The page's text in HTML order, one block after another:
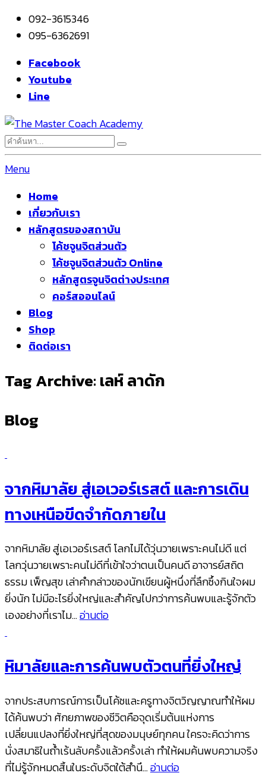
092-3615346
095-6362691
Facebook
Youtube
Line
Menu
Home
เกี่ยวกับเรา
หลักสูตรของสถาบัน
โค้ชจูนจิตส่วนตัว
โค้ชจูนจิตส่วนตัว Online
หลักสูตรจูนจิตต่างประเทศ
คอร์สออนไลน์
Blog
Shop
ติดต่อเรา
Tag Archive: เลห์ ลาดัก
Blog
จากหิมาลัย สู่เอเวอร์เรสต์ และการเดิน
ทางเหนือขีดจำกัดภายใน
จากหิมาลัย สู่เอเวอร์เรสต์ โลกไม่ได้วุ่นวายเพราะคนไม่ดี แต่
โลกวุ่นวายเพราะคนไม่ดีที่เข้าใจว่าตนเป็นคนดี อาจารย์สถิต
ธรรม เพ็ญสุข เล่าคำกล่าวของนักเขียนผู้หนึ่งที่ลึกซึ้งกินใจผม
ยิ่งนัก ไม่มีอะไรยิ่งใหญ่และสำคัญไปกว่าการค้นพบและรู้จักตัว
เองอย่างที่เราไม…อ่านต่อ
หิมาลัยและการค้นพบตัวตนที่ยิ่งใหญ่
จากประสบการณ์การเป็นโค้ชและครูทางจิตวิญญาณทำให้ผม
ได้ค้นพบว่า ศักยภาพของชีวิตคือจุดเริ่มต้นแห่งการ
เปลี่ยนแปลงที่ยิ่งใหญ่ที่สุดของมนุษย์ทุกคน ใครจะคิดว่าการ
นั่งสมาธิในถ้ำเร้นลับครั้งแล้วครั้งเล่า ทำให้ผมค้นพบความจริง
ที่ไม่รู้จักหมดสิ้นในระดับจิตใต้สำนึ…อ่านต่อ